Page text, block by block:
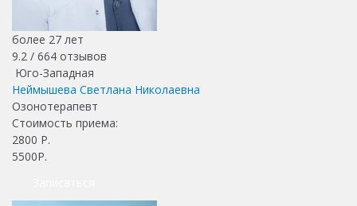
более 27 лет
9.2 / 664 отзывов
Юго-Западная
Неймышева Светлана Николаевна
Озонотерапевт
Стоимость приема:
2800 Р.
5500Р.